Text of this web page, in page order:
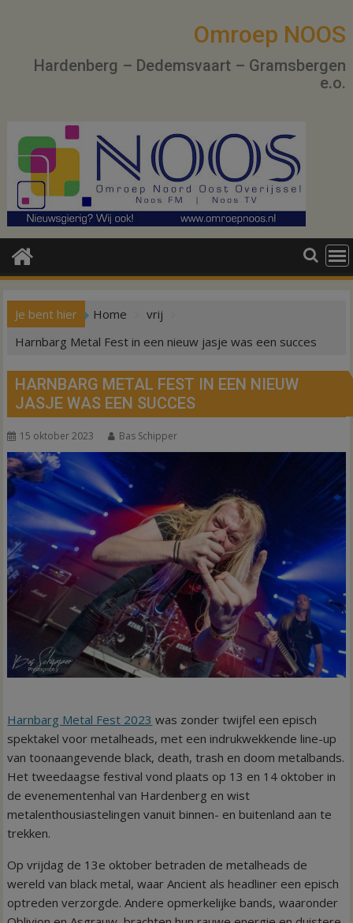
Omroep NOOS
Hardenberg – Dedemsvaart – Gramsbergen
e.o.
Je bent hier Home
vrij
Harnbarg Metal Fest in een nieuw jasje was een succes
HARNBARG METAL FEST IN EEN NIEUW
JASJE WAS EEN SUCCES
15 oktober 2023 Bas Schipper
Harnbarg Metal Fest 2023 was zonder twijfel een episch
spektakel voor metalheads, met een indrukwekkende line-up
van toonaangevende black, death, trash en doom metalbands.
Het tweedaagse festival vond plaats op 13 en 14 oktober in
de evenementenhal van Hardenberg en wist
metalenthousiastelingen vanuit binnen- en buitenland aan te
trekken.
Op vrijdag de 13e oktober betraden de metalheads de
wereld van black metal, waar Ancient als headliner een episch
optreden verzorgde. Andere opmerkelijke bands, waaronder